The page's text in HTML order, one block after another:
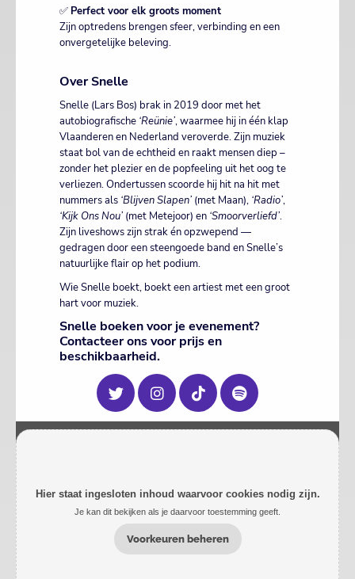
✅ Perfect voor elk groots moment
Zijn optredens brengen sfeer, verbinding en een
onvergetelijke beleving.
Over Snelle
Snelle (Lars Bos) brak in 2019 door met het
autobiografische ‘Reünie’, waarmee hij in één klap
Vlaanderen en Nederland veroverde. Zijn muziek
staat bol van de echtheid en raakt mensen diep –
zonder het plezier en de popfeeling uit het oog te
verliezen. Ondertussen scoorde hij hit na hit met
nummers als ‘Blijven Slapen’(met Maan), ‘Radio’,
‘Kijk Ons Nou’(met Metejoor) en ‘Smoorverliefd’.
Zijn liveshows zijn strak én opzwepend —
gedragen door een steengoede band en Snelle’s
natuurlijke flair op het podium.
Wie Snelle boekt, boekt een artiest met een groot
hart voor muziek.
Snelle boeken voor je evenement?
Contacteer ons voor prijs en
beschikbaarheid.
Hier staat ingesloten inhoud waarvoor cookies nodig zijn.
Je kan dit bekijken als je daarvoor toestemming geeft.
Voorkeuren beheren